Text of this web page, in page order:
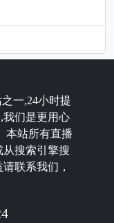
一,24小时提
们是更用心
本站所有直播
搜索引擎搜
联系我们，